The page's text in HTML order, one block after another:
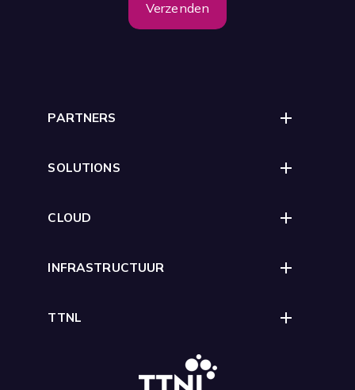
PARTNERS
SOLUTIONS
CLOUD
INFRASTRUCTUUR
TTNL